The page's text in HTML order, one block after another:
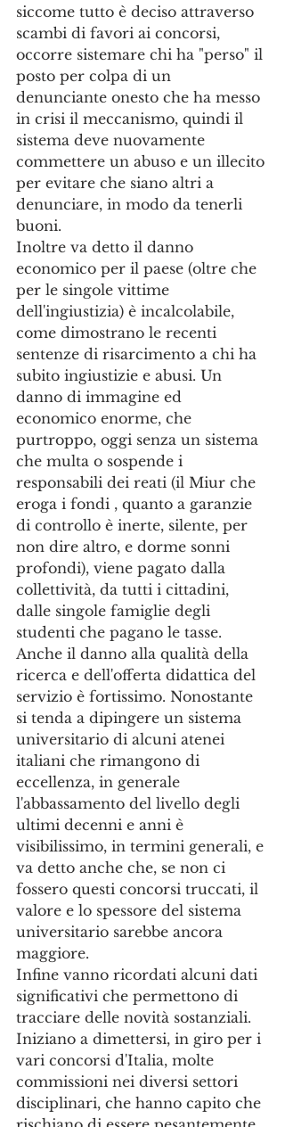
siccome tutto è deciso attraverso
scambi di favori ai concorsi,
occorre sistemare chi ha "perso" il
posto per colpa di un
denunciante onesto che ha messo
in crisi il meccanismo, quindi il
sistema deve nuovamente
commettere un abuso e un illecito
per evitare che siano altri a
denunciare, in modo da tenerli
buoni.
Inoltre va detto il danno
economico per il paese (oltre che
per le singole vittime
dell'ingiustizia) è incalcolabile,
come dimostrano le recenti
sentenze di risarcimento a chi ha
subito ingiustizie e abusi. Un
danno di immagine ed
economico enorme, che
purtroppo, oggi senza un sistema
che multa o sospende i
responsabili dei reati (il Miur che
eroga i fondi , quanto a garanzie
di controllo è inerte, silente, per
non dire altro, e dorme sonni
profondi), viene pagato dalla
collettività, da tutti i cittadini,
dalle singole famiglie degli
studenti che pagano le tasse.
Anche il danno alla qualità della
ricerca e dell'offerta didattica del
servizio è fortissimo. Nonostante
si tenda a dipingere un sistema
universitario di alcuni atenei
italiani che rimangono di
eccellenza, in generale
l'abbassamento del livello degli
ultimi decenni e anni è
visibilissimo, in termini generali, e
va detto anche che, se non ci
fossero questi concorsi truccati, il
valore e lo spessore del sistema
universitario sarebbe ancora
maggiore.
Infine vanno ricordati alcuni dati
significativi che permettono di
tracciare delle novità sostanziali.
Iniziano a dimettersi, in giro per i
vari concorsi d'Italia, molte
commissioni nei diversi settori
disciplinari, che hanno capito che